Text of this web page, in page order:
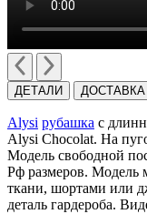
ДЕТАЛИ
Alysi рубашка с
Alysi Chocolat. На
Модель свободной
Рф размеров. Модель
ткани, шортами или
деталь гардероба.